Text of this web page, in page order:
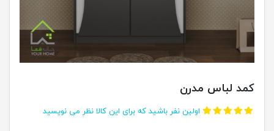
کمد لباس مدرن
اولین نفر باشید که برای این کالا نظر می نویسید